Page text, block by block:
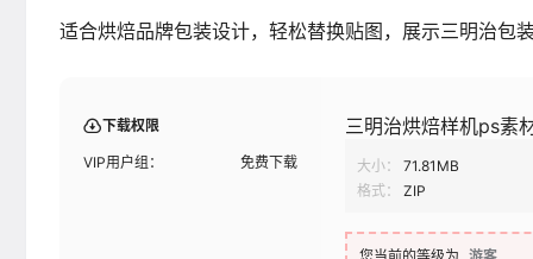
适合烘焙品牌包装设计，轻松替换贴图，展示三明治包
下载权限
VIP用户组： 免费下载
三明治烘焙样机ps素
大小：
71.81MB
格式：
ZIP